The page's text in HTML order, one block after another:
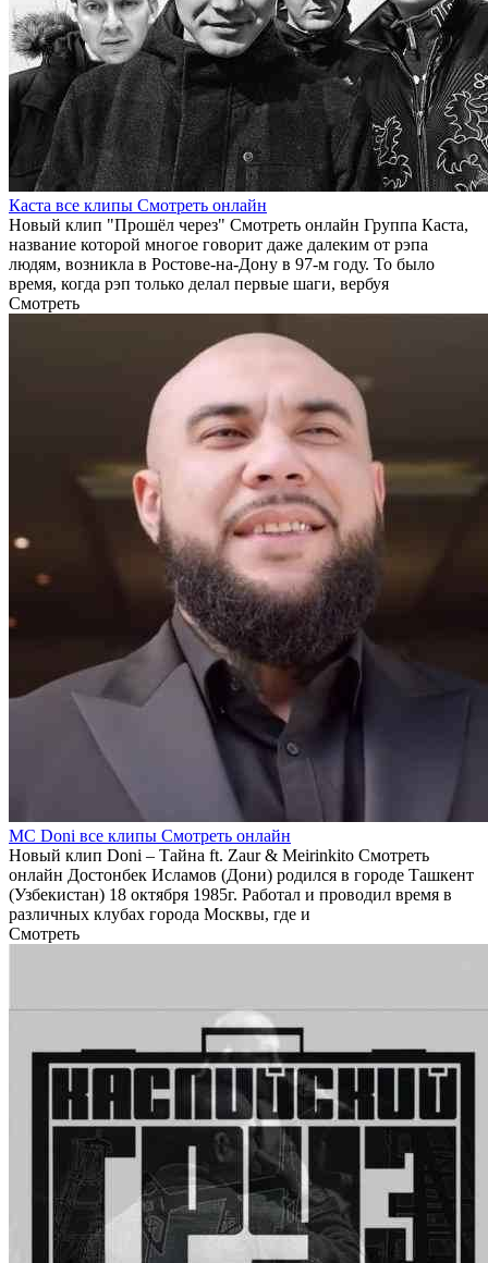
Каста все клипы Смотреть онлайн
Новый клип "Прошёл через" Смотреть онлайн Группа Каста,
название которой многое говорит даже далеким от рэпа
людям, возникла в Ростове-на-Дону в 97-м году. То было
время, когда рэп только делал первые шаги, вербуя
Смотреть
MC Doni все клипы Смотреть онлайн
Новый клип Doni – Тайна ft. Zaur & Meirinkito Смотреть
онлайн Достонбек Исламов (Дони) родился в городе Ташкент
(Узбекистан) 18 октября 1985г. Работал и проводил время в
различных клубах города Москвы, где и
Смотреть